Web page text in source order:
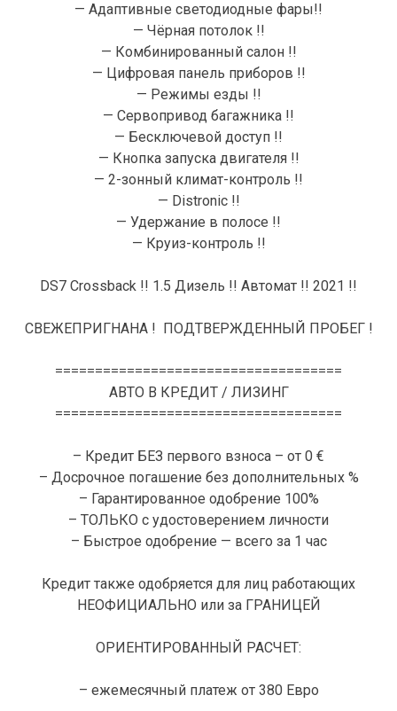
— Адаптивные светодиодные фары!!
— Чёрная потолок !!
— Комбинированный салон !!
— Цифровая панель приборов !!
— Режимы езды !!
— Сервопривод багажника !!
— Бесключевой доступ !!
— Кнопка запуска двигателя !!
— 2-зонный климат-контроль !!
— Distronic !!
— Удержание в полосе !!
— Круиз-контроль !!
DS7 Crossback !! 1.5 Дизель !! Автомат !! 2021 !!
СВЕЖЕПРИГНАНА ! ПОДТВЕРЖДЕННЫЙ ПРОБЕГ !
====================================
АВТО В КРЕДИТ / ЛИЗИНГ
====================================
– Кредит БЕЗ первого взноса – от 0 €
– Досрочное погашение без дополнительных %
– Гарантированное одобрение 100%
– ТОЛЬКО с удостоверением личности
– Быстрое одобрение — всего за 1 час
Кредит также одобряется для лиц работающих
НЕОФИЦИАЛЬНО или за ГРАНИЦЕЙ
ОРИЕНТИРОВАННЫЙ РАСЧЕТ:
– ежемесячный платеж от 380 Евро